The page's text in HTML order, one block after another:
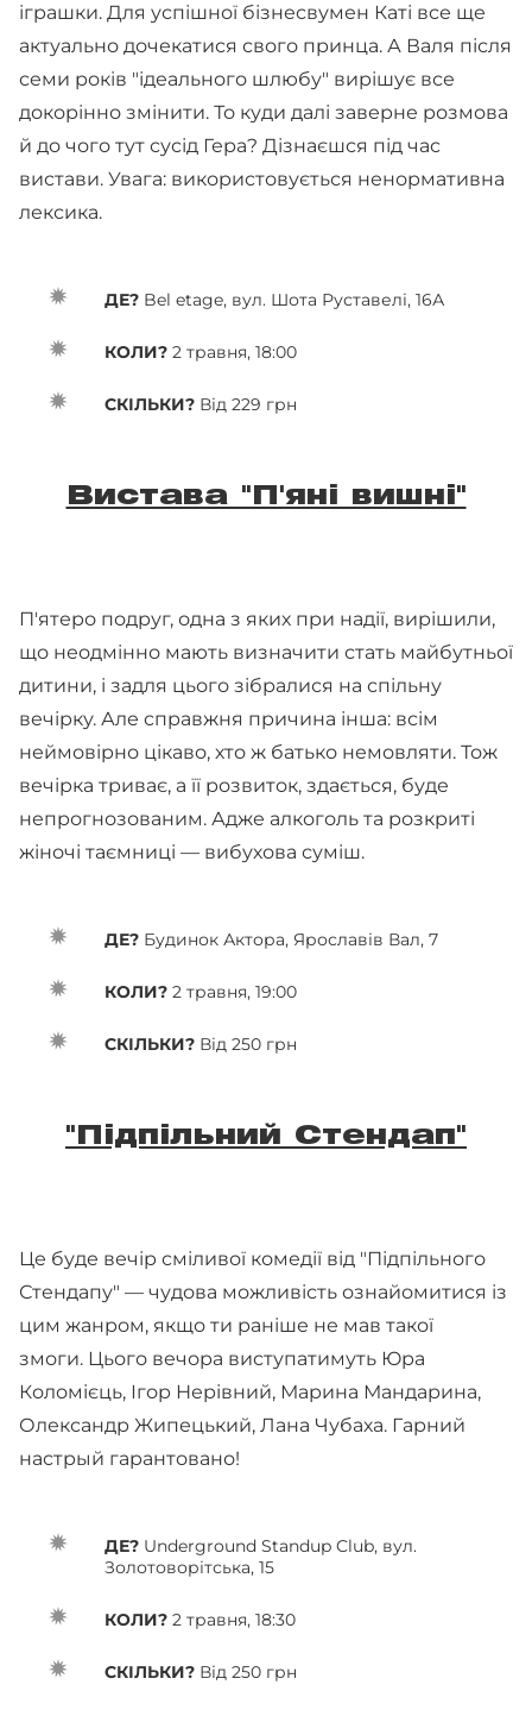
іграшки. Для успішної бізнесвумен Каті все ще
актуально дочекатися свого принца. А Валя після
семи років "ідеального шлюбу" вирішує все
докорінно змінити. То куди далі заверне розмова
й до чого тут сусід Гера? Дізнаєшся під час
вистави. Увага: використовується ненормативна
лексика.
ДЕ? Bel etage, вул. Шота Руставелі, 16А
КОЛИ? 2 травня, 18:00
СКІЛЬКИ? Від 229 грн
Вистава "П'яні вишні"
П'ятеро подруг, одна з яких при надії, вирішили,
що неодмінно мають визначити стать майбутньої
дитини, і задля цього зібралися на спільну
вечірку. Але справжня причина інша: всім
неймовірно цікаво, хто ж батько немовляти. Тож
вечірка триває, а її розвиток, здається, буде
непрогнозованим. Адже алкоголь та розкриті
жіночі таємниці — вибухова суміш.
ДЕ? Будинок Актора, Ярославів Вал, 7
КОЛИ? 2 травня, 19:00
СКІЛЬКИ? Від 250 грн
"Підпільний Стендап"
Це буде вечір сміливої комедії від "Підпільного
Стендапу" — чудова можливість ознайомитися із
цим жанром, якщо ти раніше не мав такої
змоги. Цього вечора виступатимуть Юра
Коломієць, Ігор Нерівний, Марина Мандарина,
Олександр Жипецький, Лана Чубаха. Гарний
настрый гарантовано!
ДЕ? Underground Standup Club, вул.
Золотоворітська, 15
КОЛИ? 2 травня, 18:30
СКІЛЬКИ? Від 250 грн